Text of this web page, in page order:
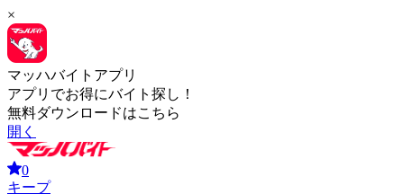
×
マッハバイトアプリ
アプリでお得にバイト探し！
無料ダウンロードはこちら
開く
0
キープ